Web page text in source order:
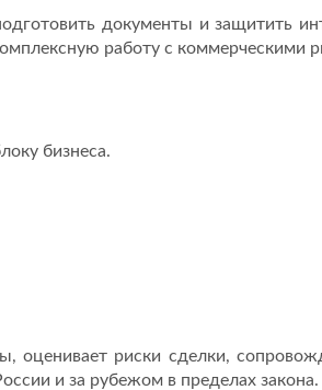
документы и защитить
работу с коммерческими
бизнеса.
оценивает риски сделки,
и за рубежом в пределах закона.